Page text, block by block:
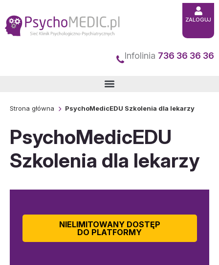
do
treści
Infolinia 736 36 36 36
ZALOGUJ
Strona główna PsychoMedicEDU Szkolenia dla lekarzy
PsychoMedicEDU
Szkolenia dla lekarzy
NIELIMITOWANY DOSTĘP
DO PLATFORMY